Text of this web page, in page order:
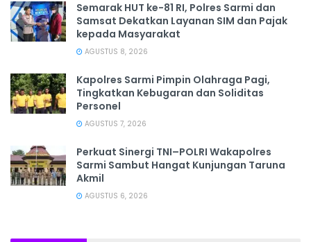
Semarak HUT ke-81 RI, Polres Sarmi dan
Samsat Dekatkan Layanan SIM dan Pajak
kepada Masyarakat
AGUSTUS 8, 2026
Kapolres Sarmi Pimpin Olahraga Pagi,
Tingkatkan Kebugaran dan Soliditas
Personel
AGUSTUS 7, 2026
Perkuat Sinergi TNI–POLRI Wakapolres
Sarmi Sambut Hangat Kunjungan Taruna
Akmil
AGUSTUS 6, 2026